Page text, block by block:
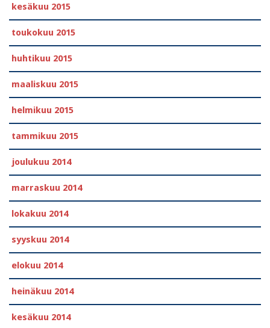
kesäkuu 2015
toukokuu 2015
huhtikuu 2015
maaliskuu 2015
helmikuu 2015
tammikuu 2015
joulukuu 2014
marraskuu 2014
lokakuu 2014
syyskuu 2014
elokuu 2014
heinäkuu 2014
kesäkuu 2014